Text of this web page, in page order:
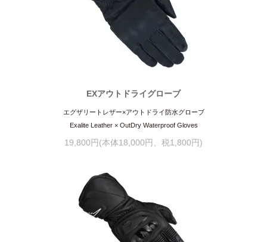
EXアウトドライグローブ
エグザリートレザー×アウトドライ防水グローブ
Exalite Leather × OutDry Waterproof Gloves
19,800円(本体18,000円、税1,800円)